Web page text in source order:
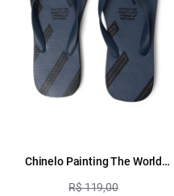
Chinelo Painting The World
R$ 119,00